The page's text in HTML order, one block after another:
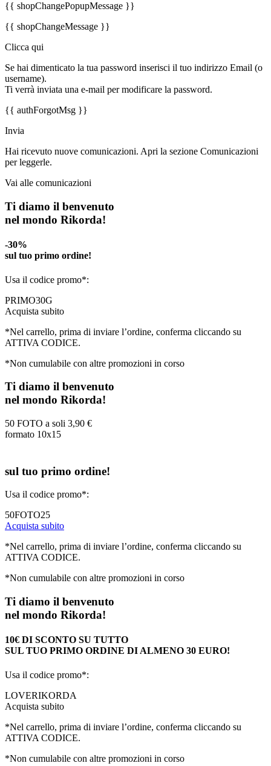
{{ shopChangePopupMessage }}
{{ shopChangeMessage }}
Clicca qui
Se hai dimenticato la tua password inserisci il tuo indirizzo Email (o
username).
Ti verrà inviata una e-mail per modificare la password.
{{ authForgotMsg }}
Invia
Hai ricevuto nuove comunicazioni. Apri la sezione Comunicazioni
per leggerle.
Vai alle comunicazioni
Ti diamo il benvenuto
nel mondo Rikorda!
-30%
sul tuo primo ordine!
Usa il codice promo*:
PRIMO30G
Acquista subito
*Nel carrello, prima di inviare l’ordine, conferma cliccando su
ATTIVA CODICE.
*Non cumulabile con altre promozioni in corso
Ti diamo il benvenuto
nel mondo Rikorda!
50 FOTO a soli 3,90 €
formato 10x15
sul tuo primo ordine!
Usa il codice promo*:
50FOTO25
Acquista subito
*Nel carrello, prima di inviare l’ordine, conferma cliccando su
ATTIVA CODICE.
*Non cumulabile con altre promozioni in corso
Ti diamo il benvenuto
nel mondo Rikorda!
10€ DI SCONTO SU TUTTO
SUL TUO PRIMO ORDINE DI ALMENO 30 EURO!
Usa il codice promo*:
LOVERIKORDA
Acquista subito
*Nel carrello, prima di inviare l’ordine, conferma cliccando su
ATTIVA CODICE.
*Non cumulabile con altre promozioni in corso